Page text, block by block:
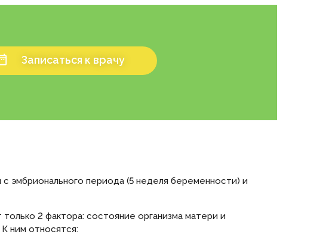
Записаться к врачу
эмбрионального периода (5 неделя беременности) и
2 фактора: состояние организма матери и
ним относятся: